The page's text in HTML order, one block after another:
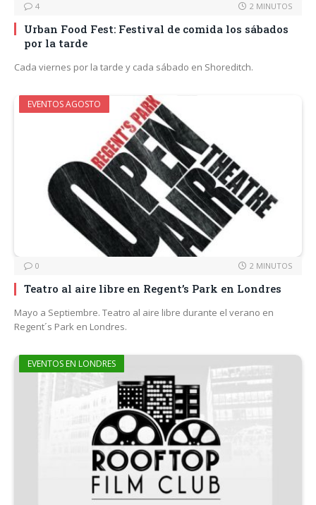
4 2 MINUTOS
Urban Food Fest: Festival de comida los sábados
por la tarde
Cada viernes por la tarde y cada sábado en Shoreditch.
EVENTOS AGOSTO
0 2 MINUTOS
Teatro al aire libre en Regent’s Park en Londres
Mayo a Septiembre. Teatro al aire libre durante el verano en
Regent´s Park en Londres.
EVENTOS EN LONDRES